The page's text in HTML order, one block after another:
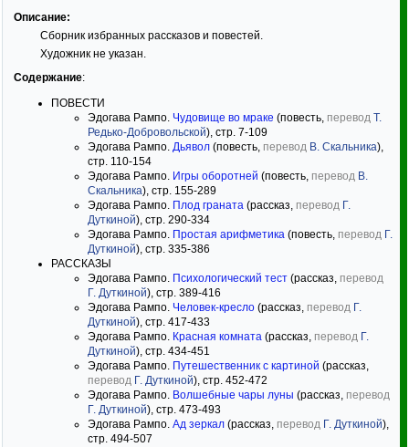
Описание:
Сборник избранных рассказов и повестей.
Художник не указан.
Содержание:
ПОВЕСТИ
Эдогава Рампо. Чудовище во мраке (повесть, перевод Т.
Редько-Добровольской), стр. 7-109
Эдогава Рампо. Дьявол (повесть, перевод В. Скальника),
стр. 110-154
Эдогава Рампо. Игры оборотней (повесть, перевод В.
Скальника), стр. 155-289
Эдогава Рампо. Плод граната (рассказ, перевод Г.
Дуткиной), стр. 290-334
Эдогава Рампо. Простая арифметика (повесть, перевод Г.
Дуткиной), стр. 335-386
РАССКАЗЫ
Эдогава Рампо. Психологический тест (рассказ, перевод
Г. Дуткиной), стр. 389-416
Эдогава Рампо. Человек-кресло (рассказ, перевод Г.
Дуткиной), стр. 417-433
Эдогава Рампо. Красная комната (рассказ, перевод Г.
Дуткиной), стр. 434-451
Эдогава Рампо. Путешественник с картиной (рассказ,
перевод Г. Дуткиной), стр. 452-472
Эдогава Рампо. Волшебные чары луны (рассказ, перевод
Г. Дуткиной), стр. 473-493
Эдогава Рампо. Ад зеркал (рассказ, перевод Г. Дуткиной),
стр. 494-507